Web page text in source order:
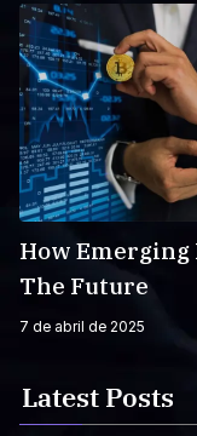
How
The Future
7 de abril de 2025
Latest Posts